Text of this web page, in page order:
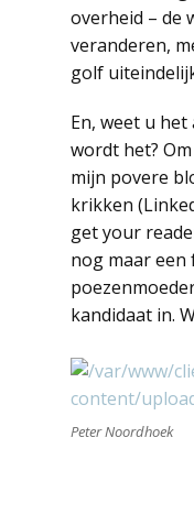
overheid – de
veranderen,
golf
En, weet u het
wordt het?
mijn povere
krikken
get your
nog maar
kandidaat in.
Peter Noordhoek